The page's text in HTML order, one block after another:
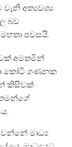
අත්‍යවශ්‍ය
බව
පවසයි.
අමතමින්
කෝටි ගණනක
කිසිවක්
වන්නේ මාධ්‍ය